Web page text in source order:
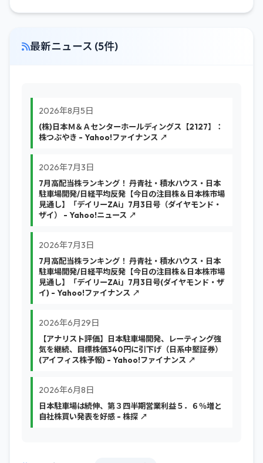
最新ニュース (5件)
2026年8月5日
(株)日本Ｍ＆Ａセンターホールディングス【2127】：
株つぶやき - Yahoo!ファイナンス ↗
2026年7月3日
7月高配当株ランキング！ 丹青社・積水ハウス・日本
駐車場開発/日経平均反発【今日の注目株＆日本株市場
見通し】「デイリーZAi」7月3日号（ダイヤモンド・
ザイ） - Yahoo!ニュース ↗
2026年7月3日
7月高配当株ランキング！ 丹青社・積水ハウス・日本
駐車場開発/日経平均反発【今日の注目株＆日本株市場
見通し】「デイリーZAi」7月3日号(ダイヤモンド・ザ
イ) - Yahoo!ファイナンス ↗
2026年6月29日
【アナリスト評価】日本駐車場開発、レーティング強
気を継続、目標株価340円に引下げ（日系中堅証券）
(アイフィス株予報) - Yahoo!ファイナンス ↗
2026年6月8日
日本駐車場は続伸、第３四半期営業利益５．６％増と
自社株買い発表を好感 - 株探 ↗